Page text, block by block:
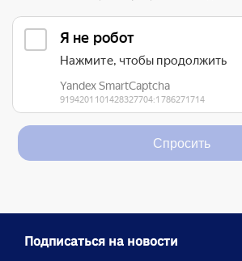
Спросить
Подписаться на новости